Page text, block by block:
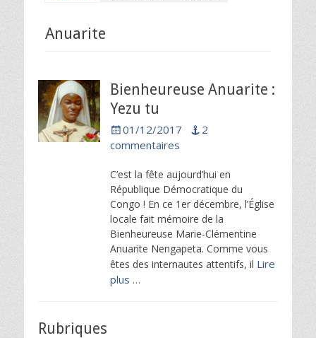
Anuarite
Bienheureuse Anuarite :
Yezu tu
Posted
01/12/2017
2
commentaires
C’est la fête aujourd’hui en
République Démocratique du
Congo ! En ce 1er décembre, l’Église
locale fait mémoire de la
Bienheureuse Marie-Clémentine
Anuarite Nengapeta. Comme vous
êtes des internautes attentifs, il Lire
plus …
Rubriques